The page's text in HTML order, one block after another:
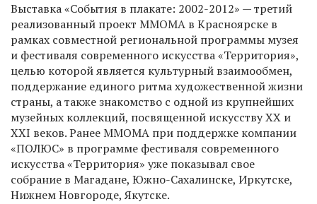
Выставка «События в плакате: 2002-2012» — третий
реализованный проект ММОМА в Красноярске в
рамках совместной региональной программы музея
и фестиваля современного искусства «Территория»,
целью которой является культурный взаимообмен,
поддержание единого ритма художественной жизни
страны, а также знакомство с одной из крупнейших
музейных коллекций, посвященной искусству XX и
XXI веков. Ранее ММОМА при поддержке компании
«ПОЛЮС» в программе фестиваля современного
искусства «Территория» уже показывал свое
собрание в Магадане, Южно-Сахалинске, Иркутске,
Нижнем Новгороде, Якутске.